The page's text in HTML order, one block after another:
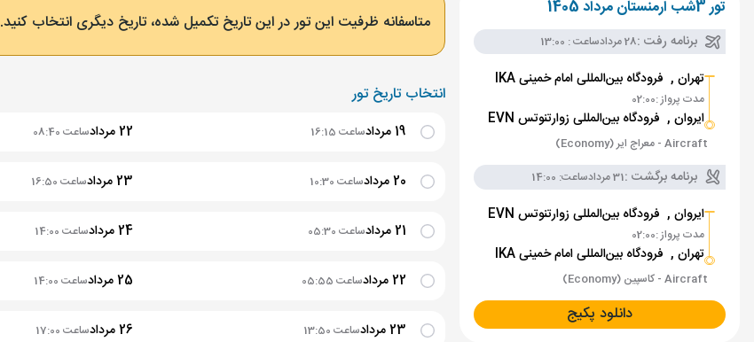
تور 3شب ارمنستان مرداد 1405
برنامه رفت :28 مرداد ساعت : 13:00
تهران , فرودگاه بین‌المللی امام خمینی IKA
مدت پرواز :02:00
ایروان , فرودگاه بین‌المللی زوارتنوتس EVN
Aircraft - معراج ایر (Economy)
برنامه برگشت :31 مرداد ساعت: 14:00
ایروان , فرودگاه بین‌المللی زوارتنوتس EVN
مدت پرواز :02:00
تهران , فرودگاه بین‌المللی امام خمینی IKA
Aircraft - کاسپین (Economy)
دانلود پکیج
متاسفانه ظرفیت این تور در این تاریخ تکمیل شده، تاریخ دیگری انتخاب کنید.
انتخاب تاریخ تور
19 مرداد ساعت 16:15 22 مرداد ساعت 08:40
20 مرداد ساعت 10:30 23 مرداد ساعت 16:50
21 مرداد ساعت 05:30 24 مرداد ساعت 14:00
22 مرداد ساعت 05:55 25 مرداد ساعت 14:00
23 مرداد ساعت 13:50 26 مرداد ساعت 17:00